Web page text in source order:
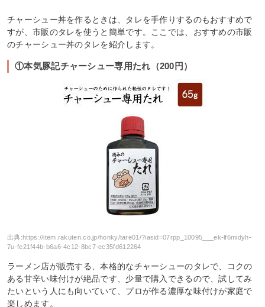
チャーシュー丼を作るときは、タレを手作りするのもおすすめで
すが、市販のタレを使うと簡単です。ここでは、おすすめの市販
のチャーシュー丼のタレを紹介します。
①本気豚記チャーシュー専用たれ（200円）
出典:https://item.rakuten.co.jp/honky/tare01/?iasid=07rpp_10095___ek-lf6midyh-
7u-fe21f44b-b6a6-4c12-8bc7-ec35fd612264
ラーメン店が販売する、本格的なチャーシューのタレで、コクの
ある甘辛い味付けが絶品です、少量で購入できるので、試してみ
たいという人にも向いていて、プロが作る濃厚な味付けが家庭で
楽しめます。